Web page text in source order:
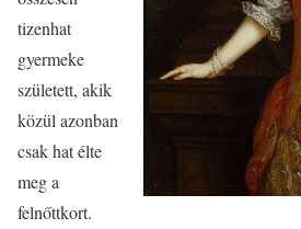
tizenhat
gyermeke
született, akik
közül azonban
csak hat élte
meg a
felnőttkort.